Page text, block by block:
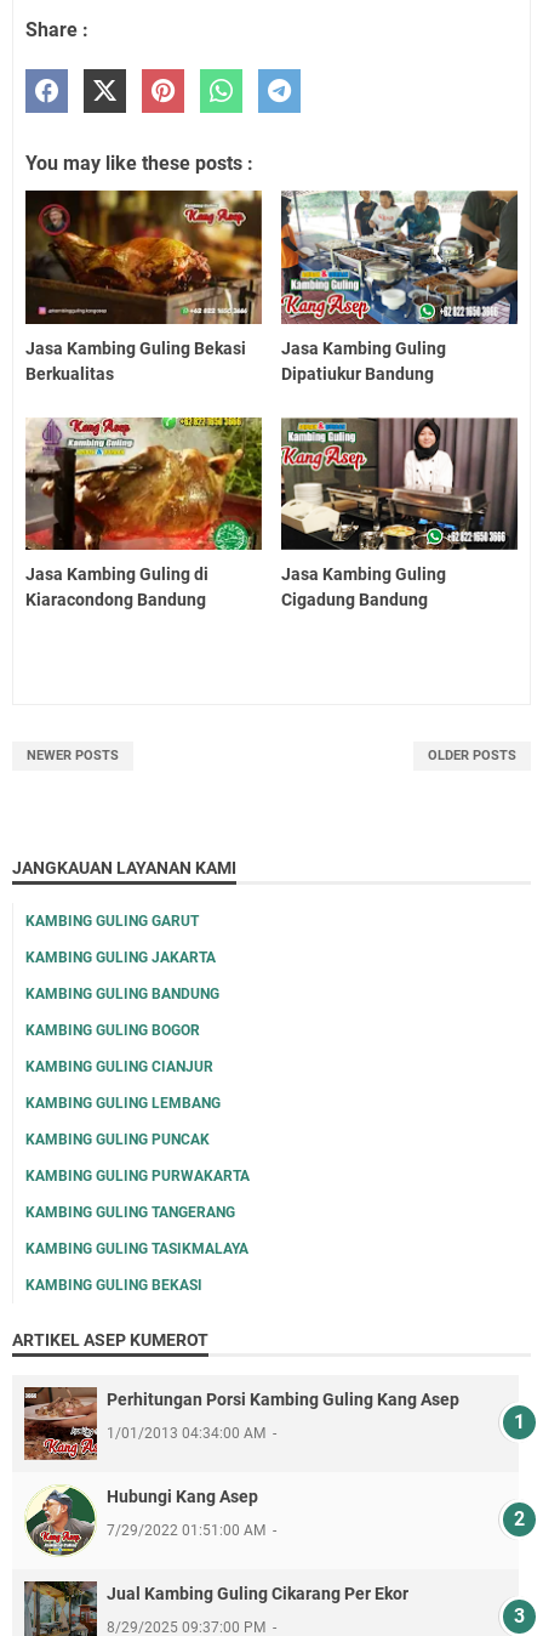
Share :
You may like these posts :
Jasa Kambing Guling Bekasi
Berkualitas
Jasa Kambing Guling
Dipatiukur Bandung
Jasa Kambing Guling di
Kiaracondong Bandung
Jasa Kambing Guling
Cigadung Bandung
NEWER POSTS OLDER POSTS
JANGKAUAN LAYANAN KAMI
KAMBING GULING GARUT
KAMBING GULING JAKARTA
KAMBING GULING BANDUNG
KAMBING GULING BOGOR
KAMBING GULING CIANJUR
KAMBING GULING LEMBANG
KAMBING GULING PUNCAK
KAMBING GULING PURWAKARTA
KAMBING GULING TANGERANG
KAMBING GULING TASIKMALAYA
KAMBING GULING BEKASI
ARTIKEL ASEP KUMEROT
Perhitungan Porsi Kambing Guling Kang Asep
1/01/2013 04:34:00 AM
Hubungi Kang Asep
7/29/2022 01:51:00 AM
Jual Kambing Guling Cikarang Per Ekor
8/29/2025 09:37:00 PM